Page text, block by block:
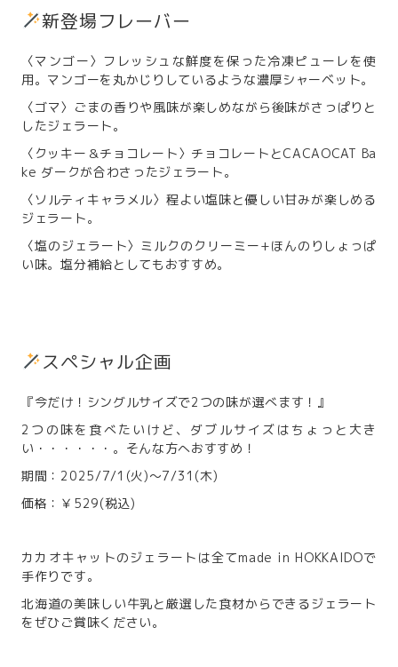
新登場フレーバー
〈マンゴー〉フレッシュな鮮度を保った冷凍ピューレを使
用。マンゴーを丸かじりしているような濃厚シャーベット。
〈ゴマ〉ごまの香りや風味が楽しめながら後味がさっぱりと
したジェラート。
〈クッキー＆チョコレート〉チョコレートとCACAOCAT Ba
ke ダークが合わさったジェラート。
〈ソルティキャラメル〉程よい塩味と優しい甘みが楽しめる
ジェラート。
〈塩のジェラート〉ミルクのクリーミー+ほんのりしょっぱ
い味。塩分補給としてもおすすめ。
スペシャル企画
『今だけ！シングルサイズで2つの味が選べます！』
2つの味を食べたいけど、ダブルサイズはちょっと大き
い・・・・・・。そんな方へおすすめ！
期間：2025/7/1(火)～7/31(木)
価格：￥529(税込)
カカオキャットのジェラートは全てmade in HOKKAIDOで
手作りです。
北海道の美味しい牛乳と厳選した食材からできるジェラート
をぜひご賞味ください。